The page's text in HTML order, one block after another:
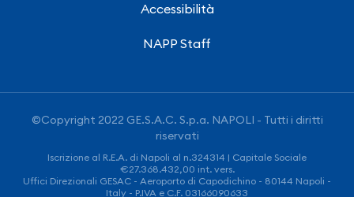
Accessibilità
NAPP Staff
©Copyright 2022 GE.S.A.C. S.p.a. NAPOLI - Tutti i diritti
riservati
Iscrizione al R.E.A. di Napoli al n.324314 | Capitale Sociale
€27.368.432,00 int. vers.
Uffici Direzionali GESAC - Aeroporto di Capodichino - 80144 Napoli -
Italy - P.IVA e C.F. 03166090633